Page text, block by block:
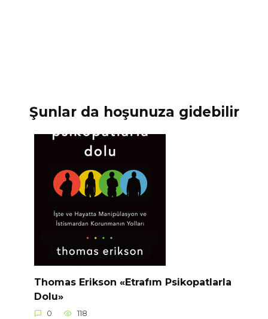
Şunlar da hoşunuza gidebilir
Thomas Erikson «Etrafım Psikopatlarla
Dolu»
0 118